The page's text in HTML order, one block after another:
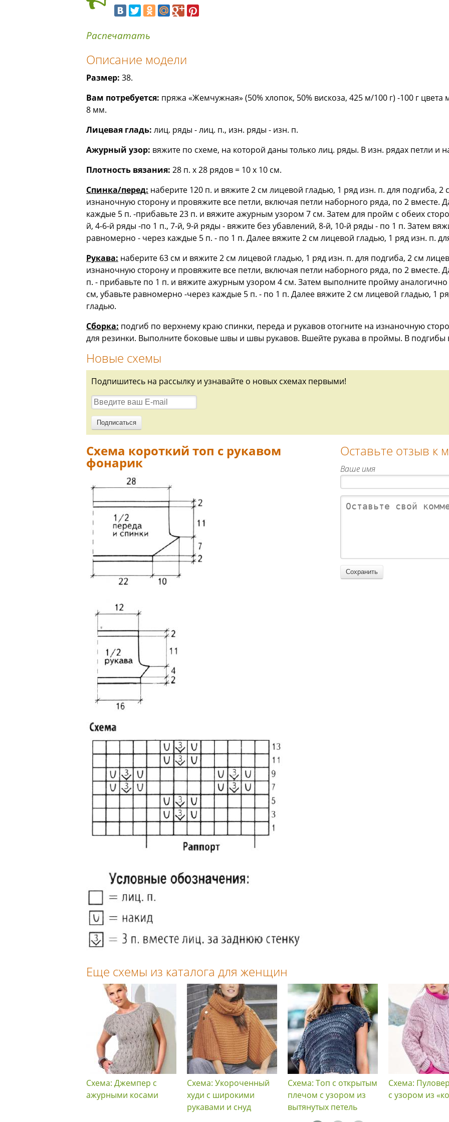
Распечатать
Описание модели
Размер: 38.
Вам потребуется: пряжа «Жемчужная» (50% хлопок, 50% вискоза, 425 м/100 г) -100 г
8 мм.
Лицевая гладь: лиц. ряды - лиц. п., изн. ряды - изн. п.
Ажурный узор: вяжите по схеме, на которой даны только лиц. ряды. В изн. рядах петли и
Плотность вязания: 28 п. х 28 рядов = 10 x 10 см.
Спинка/перед: наберите 120 п. и вяжите 2 см лицевой гладью, 1 ряд изн. п. для подгиба, 2
изнаночную сторону и провяжите все петли, включая петли наборного ряда, по 2 вместе.
каждые 5 п. -прибавьте 23 п. и вяжите ажурным узором 7 см. Затем для пройм с обеих
й, 4-6-й ряды -по 1 п., 7-й, 9-й ряды - вяжите без убавлений, 8-й, 10-й ряды - по 1 п. Затем
равномерно - через каждые 5 п. - по 1 п. Далее вяжите 2 см лицевой гладью, 1 ряд изн. п.
Рукава: наберите 63 см и вяжите 2 см лицевой гладью, 1 ряд изн. п. для подгиба, 2 см
изнаночную сторону и провяжите все петли, включая петли наборного ряда, по 2 вместе.
п. - прибавьте по 1 п. и вяжите ажурным узором 4 см. Затем выполните пройму
см, убавьте равномерно -через каждые 5 п. - по 1 п. Далее вяжите 2 см лицевой гладью, 1
гладью.
Сборка: подгиб по верхнему краю спинки, переда и рукавов отогните на изнаночную
для резинки. Выполните боковые швы и швы рукавов. Вшейте рукава в проймы. В подгибы
Новые схемы
Подпишитесь на рассылку и узнавайте о новых схемах первыми!
Схема короткий топ с рукавом
фонарик
Оставьте отзыв к
Ваше имя
Еще схемы из каталога для женщин
Схема: Джемпер с
ажурными косами
Схема: Укороченный
худи с широкими
рукавами и снуд
Схема: Топ с открытым
плечом с узором из
вытянутых петель
Схема:
с узором из